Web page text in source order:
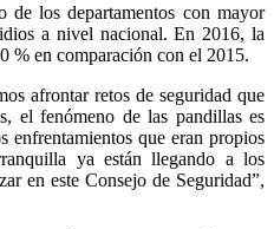
los departamentos con mayor
a nivel nacional. En 2016, la
% en comparación con el 2015.
afrontar retos de seguridad que
el fenómeno de las pandillas es
enfrentamientos que eran propios
ya están llegando a los
en este Consejo de Seguridad”,